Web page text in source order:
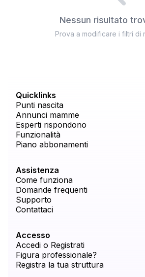
Nessun risultato
Prova a modificare i filtri di
Quicklinks
Punti nascita
Annunci mamme
Esperti rispondono
Funzionalità
Piano abbonamenti
Assistenza
Come funziona
Domande frequenti
Supporto
Contattaci
Accesso
Accedi o Registrati
Figura professionale?
Registra la tua struttura